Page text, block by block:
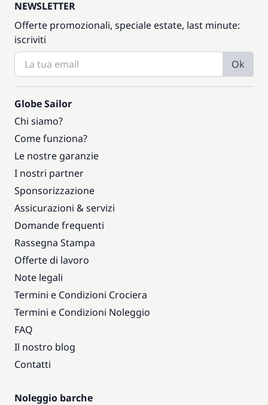
NEWSLETTER
Offerte promozionali, speciale estate, last minute:
iscriviti
Ok
Globe Sailor
Chi siamo?
Come funziona?
Le nostre garanzie
I nostri partner
Sponsorizzazione
Assicurazioni & servizi
Domande frequenti
Rassegna Stampa
Offerte di lavoro
Note legali
Termini e Condizioni Crociera
Termini e Condizioni Noleggio
FAQ
Il nostro blog
Contatti
Noleggio barche